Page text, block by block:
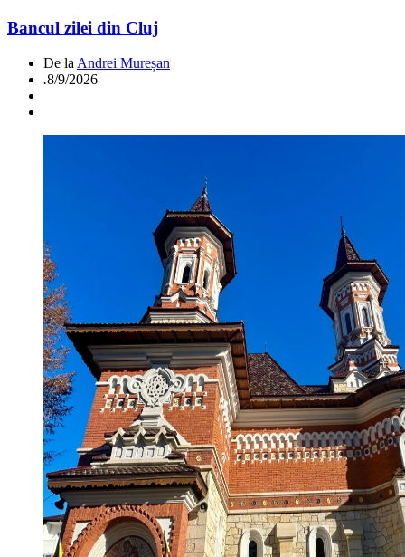
Bancul zilei din Cluj
De la Andrei Mureșan
.8/9/2026